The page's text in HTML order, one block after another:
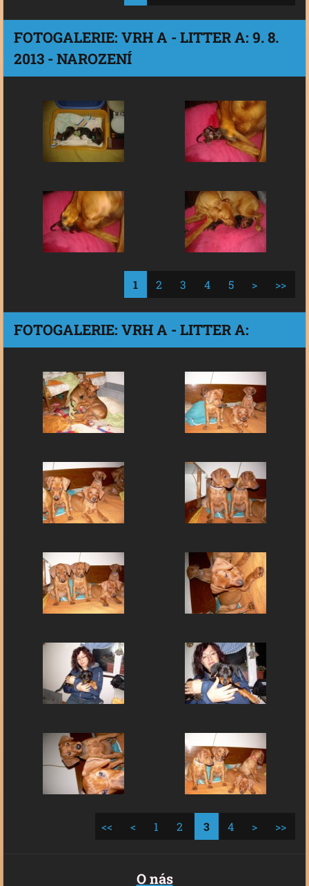
FOTOGALERIE: VRH A - LITTER A: 9. 8.
2013 - NAROZENÍ
1 2 3 4 5 > >>
FOTOGALERIE: VRH A - LITTER A:
<< < 1 2 3 4 > >>
O nás